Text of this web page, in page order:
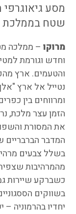
מסע
שטח בממלכת
מרוקו – ממלכה
וחדש וגורמת
והטעמים. ארץ
נטייל אל ארץ
ומרווחים בין
הזמן עצר מלכת,
את המסורת
המדבר
בשלל צבעים
מהמרהיבות
כשברקע שיירות
בשווקים
יחדיו בהרמוניה –